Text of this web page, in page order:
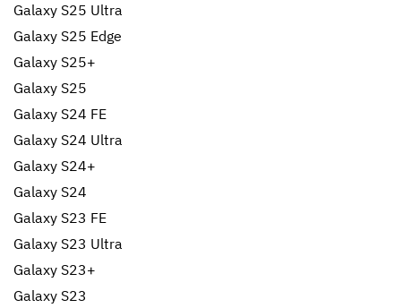
Galaxy S25 Ultra
Galaxy S25 Edge
Galaxy S25+
Galaxy S25
Galaxy S24 FE
Galaxy S24 Ultra
Galaxy S24+
Galaxy S24
Galaxy S23 FE
Galaxy S23 Ultra
Galaxy S23+
Galaxy S23